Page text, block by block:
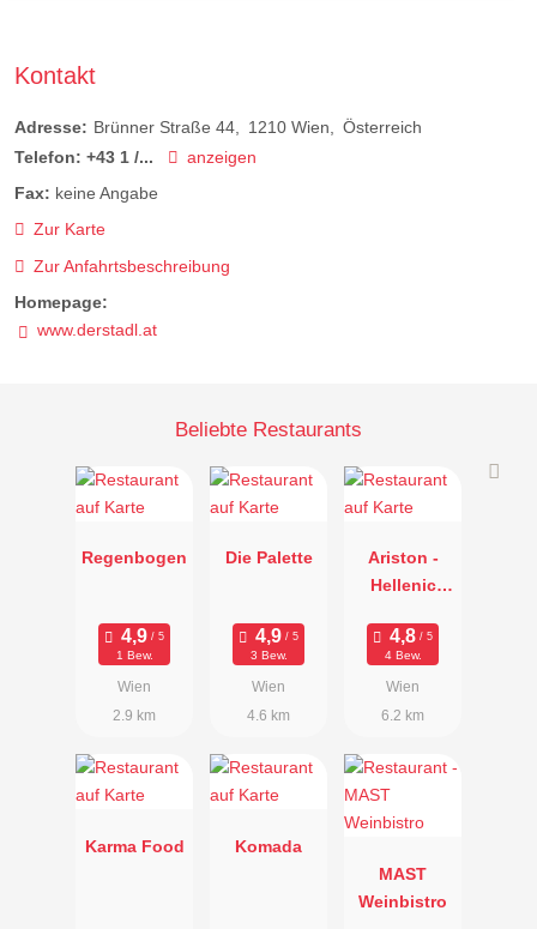
Kontakt
Adresse: Brünner Straße 44 1210 Wien
Österreich
Telefon: +43 1 /...
anzeigen
Fax: keine Angabe
Zur Karte
Zur Anfahrtsbeschreibung
Homepage:
www.derstadl.at
Beliebte Restaurants
Regenbogen
1 Bew.
Wien
2.9 km
Die Palette
3 Bew.
Wien
4.6 km
Ariston -
Hellenic
4 Bew.
Wien
6.2 km
Karma Food
Komada
MAST
Weinbistro